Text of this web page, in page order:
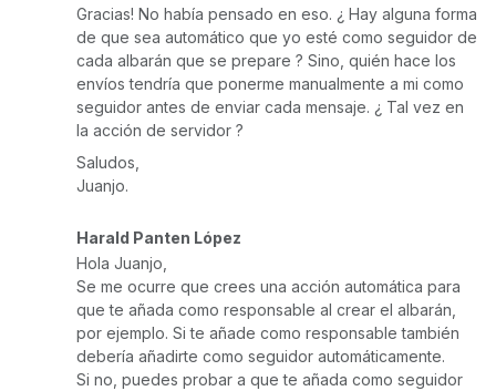
Gracias! No había pensado en eso. ¿ Hay alguna forma
de que sea automático que yo esté como seguidor de
cada albarán que se prepare ? Sino, quién hace los
envíos tendría que ponerme manualmente a mi como
seguidor antes de enviar cada mensaje. ¿ Tal vez en
la acción de servidor ?
Saludos,
Juanjo.
Harald Panten López
Hola Juanjo,
Se me ocurre que crees una acción automática para
que te añada como responsable al crear el albarán,
por ejemplo. Si te añade como responsable también
debería añadirte como seguidor automáticamente.
Si no, puedes probar a que te añada como seguidor